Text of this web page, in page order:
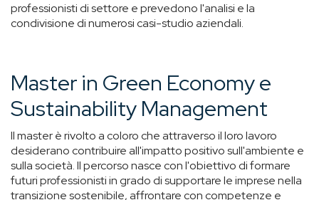
professionisti di settore e prevedono l'analisi e la
condivisione di numerosi casi-studio aziendali.
Master in Green Economy e
Sustainability Management
Il master è rivolto a coloro che attraverso il loro lavoro
desiderano contribuire all'impatto positivo sull'ambiente e
sulla società. Il percorso nasce con l'obiettivo di formare
futuri professionisti in grado di supportare le imprese nella
transizione sostenibile, affrontare con competenze e